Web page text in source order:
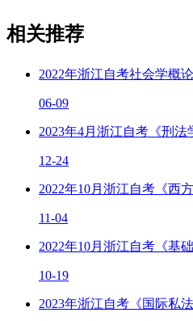
相关推荐
2022年浙江自考社会学概
06-09
2023年4月浙江自考《刑法
12-24
2022年10月浙江自考《西
11-04
2022年10月浙江自考《基
10-19
2023年浙江自考《国际私